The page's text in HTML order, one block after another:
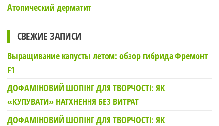
Атопический дерматит
СВЕЖИЕ ЗАПИСИ
Выращивание капусты летом: обзор гибрида Фремонт
F1
ДОФАМІНОВИЙ ШОПІНГ ДЛЯ ТВОРЧОСТІ: ЯК
«КУПУВАТИ» НАТХНЕННЯ БЕЗ ВИТРАТ
ДОФАМІНОВИЙ ШОПІНГ ДЛЯ ТВОРЧОСТІ: ЯК